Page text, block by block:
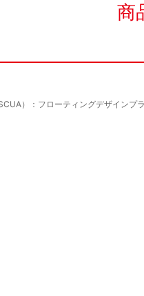
商
）：フローティングデザインプ